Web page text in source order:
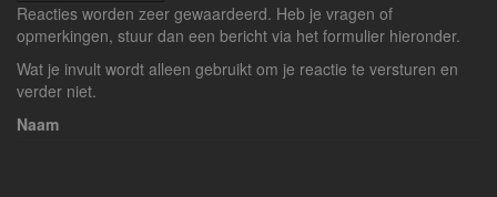
Reacties worden zeer gewaardeerd. Heb je vragen of
opmerkingen, stuur dan een bericht via het formulier hieronder.
Wat je invult wordt alleen gebruikt om je reactie te versturen en
verder niet.
Naam